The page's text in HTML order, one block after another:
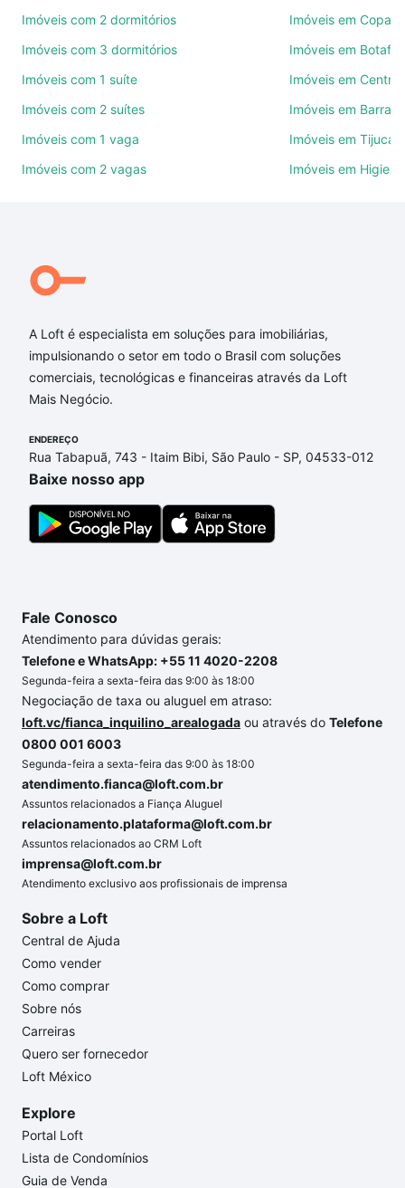
Como escolher um imóvel?
Use barra de busca no topo para pesquisar por
também pode usar os filtros como quantidade de
quartos, suítes, com ou sem vaga de garagem para
combinar perfeitamente com o preço, metragem e
festas ou área verde e encontrar Imóveis à venda
Aqui na Loft temos a oferta ideal para você, com
partir de R$ 0 e com nossas opções de
financiamento imobiliário as parcelas podem se
adequar ao seu orçamento. Se ainda tem alguma
dúvida dos custos envolvidos no processo de
um apartamento
o imóvel dos seus sonhos com segurança e
conforto. Loft, com você até as chaves.
Imóveis com 2 dormitórios
Imóveis com 3 dormitórios
Imóveis com 1 suíte
Imóveis com 2 suítes
Imóveis com 1 vaga
Imóveis com 2 vagas
Imóveis em
Imóveis em
Imóveis em Centro
Imóveis em Barra
Imóveis em Tijuca
Imóveis em
A Loft é especialista em soluções para imobiliárias,
impulsionando o setor em todo o Brasil com soluções
comerciais, tecnológicas e financeiras através da Loft
Mais Negócio.
ENDEREÇO
Rua Tabapuã, 743 - Itaim Bibi, São Paulo - SP, 04533-012
Baixe nosso app
Fale Conosco
Atendimento para dúvidas gerais:
Telefone e WhatsApp: +55 11 4020-2208
Segunda-feira a sexta-feira das 9:00 às 18:00
Negociação de taxa ou aluguel em atraso:
loft.vc/fianca_inquilino_arealogada ou através do Telefone
0800 001 6003
Segunda-feira a sexta-feira das 9:00 às 18:00
atendimento.fianca@loft.com.br
Assuntos relacionados a Fiança Aluguel
relacionamento.plataforma@loft.com.br
Assuntos relacionados ao CRM Loft
imprensa@loft.com.br
Atendimento exclusivo aos profissionais de imprensa
Sobre a Loft
Central de Ajuda
Como vender
Como comprar
Sobre nós
Carreiras
Quero ser fornecedor
Loft México
Explore
Portal Loft
Lista de Condomínios
Guia de Venda